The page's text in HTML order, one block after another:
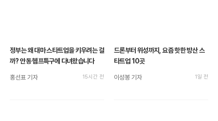
정부는 왜 대마 스타트업을 키우려는 걸
까? 안동 헴프특구에 다녀왔습니다
홍선표 기자 15시간 전
드론부터 위성까지, 요즘 핫한 방산 스
타트업 10곳
이성봉 기자 1일 전